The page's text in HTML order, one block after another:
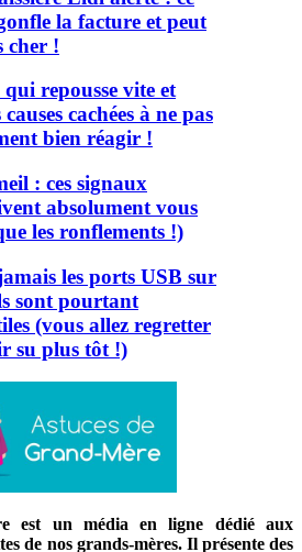
la facture et peut
cher !
repousse vite et
causes cachées à ne pas
bien réagir !
: ces signaux
absolument vous
les ronflements !)
les ports USB sur
sont pourtant
(vous allez regretter
su plus tôt !)
est un média en ligne dédié aux
de nos grands-mères. Il présente des